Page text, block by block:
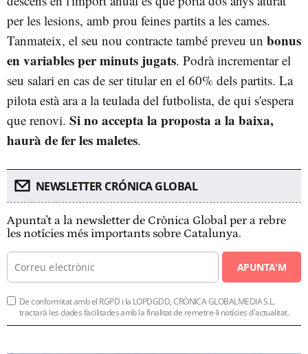
per les lesions, amb prou feines partits a les cames.
Tanmateix, el seu nou contracte també preveu un bonus
en variables per minuts jugats. Podrà incrementar el
seu salari en cas de ser titular en el 60% dels partits. La
pilota està ara a la teulada del futbolista, de qui s'espera
que renovi. Si no accepta la proposta a la baixa,
haurà de fer les maletes.
NEWSLETTER CRÓNICA GLOBAL
Apunta't a la newsletter de Crònica Global per a rebre
les notícies més importants sobre Catalunya.
APUNTA'M
De conformitat amb el RGPD i la LOPDGDD, CRÒNICA GLOBALMEDIA S.L.
tractarà les dades facilitades amb la finalitat de remetre-li notícies d'actualitat.